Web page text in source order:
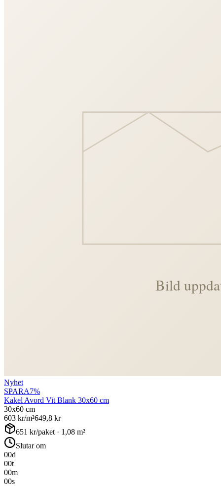
Nyhet
SPARA7%
Kakel Avord Vit Blank 30x60 cm
30x60 cm
603 kr/m²649,8 kr
651 kr/paket · 1,08 m²
Slutar om
00d
00t
00m
00s